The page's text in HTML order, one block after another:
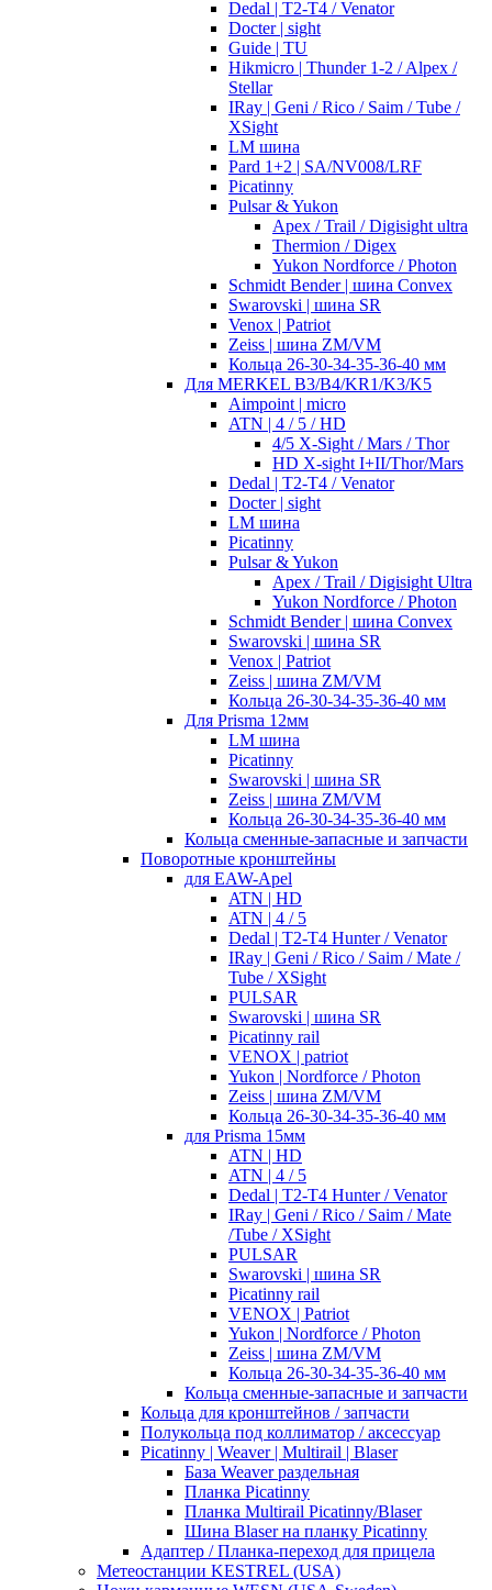
Dedal | T2-T4 / Venator
Docter | sight
Guide | TU
Hikmicro | Thunder 1-2 / Alpex /
Stellar
IRay | Geni / Rico / Saim / Tube /
XSight
LM шина
Pard 1+2 | SA/NV008/LRF
Picatinny
Pulsar & Yukon
Apex / Trail / Digisight ultra
Thermion / Digex
Yukon Nordforce / Photon
Schmidt Bender | шина Convex
Swarovski | шина SR
Venox | Patriot
Zeiss | шина ZM/VM
Кольца 26-30-34-35-36-40 мм
Для MERKEL B3/B4/KR1/K3/K5
Aimpoint | micro
ATN | 4 / 5 / HD
4/5 X-Sight / Mars / Thor
HD X-sight I+II/Thor/Mars
Dedal | T2-T4 / Venator
Docter | sight
LM шина
Picatinny
Pulsar & Yukon
Apex / Trail / Digisight Ultra
Yukon Nordforce / Photon
Schmidt Bender | шина Convex
Swarovski | шина SR
Venox | Patriot
Zeiss | шина ZM/VM
Кольца 26-30-34-35-36-40 мм
Для Prisma 12мм
LM шина
Picatinny
Swarovski | шина SR
Zeiss | шина ZM/VM
Кольца 26-30-34-35-36-40 мм
Кольца сменные-запасные и запчасти
Поворотные кронштейны
для EAW-Apel
ATN | HD
ATN | 4 / 5
Dedal | T2-T4 Hunter / Venator
IRay | Geni / Rico / Saim / Mate /
Tube / XSight
PULSAR
Swarovski | шина SR
Picatinny rail
VENOX | patriot
Yukon | Nordforce / Photon
Zeiss | шина ZM/VM
Кольца 26-30-34-35-36-40 мм
для Prisma 15мм
ATN | HD
ATN | 4 / 5
Dedal | T2-T4 Hunter / Venator
IRay | Geni / Rico / Saim / Mate
/Tube / XSight
PULSAR
Swarovski | шина SR
Picatinny rail
VENOX | Patriot
Yukon | Nordforce / Photon
Zeiss | шина ZM/VM
Кольца 26-30-34-35-36-40 мм
Кольца сменные-запасные и запчасти
Кольца для кронштейнов / запчасти
Полукольца под коллиматор / аксессуар
Picatinny | Weaver | Multirail | Blaser
База Weaver раздельная
Планка Picatinny
Планка Multirail Picatinny/Blaser
Шина Blaser на планку Picatinny
Адаптер / Планка-переход для прицела
Метеостанции KESTREL (USA)